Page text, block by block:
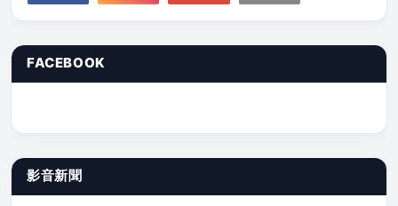
FACEBOOK
影音新聞